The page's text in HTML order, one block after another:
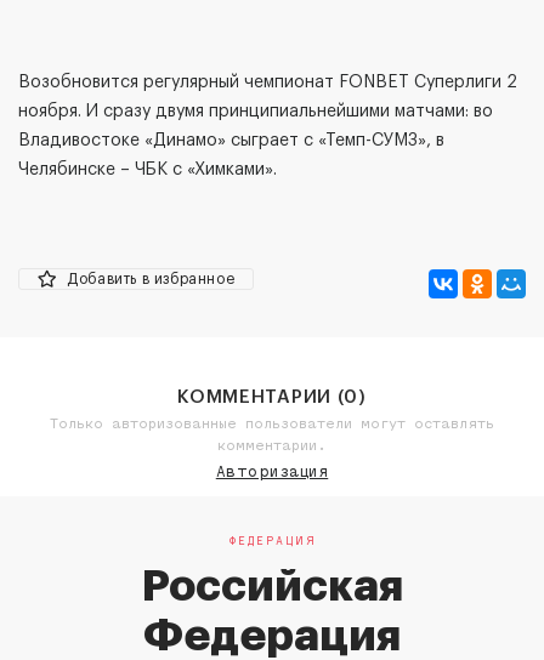
Возобновится регулярный чемпионат FONBET Суперлиги 2
ноября. И сразу двумя принципиальнейшими матчами: во
Владивостоке «Динамо» сыграет с «Темп-СУМЗ», в
Челябинске – ЧБК с «Химками».
Добавить в избранное
КОММЕНТАРИИ (0 )
Только авторизованные пользователи могут оставлять
комментарии.
Авторизация
ФЕДЕРАЦИЯ
Российская
Федерация